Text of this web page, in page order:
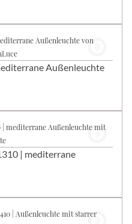
Außenleuchte
| mediterrane